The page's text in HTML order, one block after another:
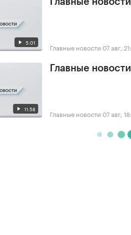
5:01
Главные
Главные новости 07 авг,
11:58
Главные
Главные новости 07 авг,